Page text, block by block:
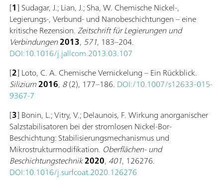
[1] Sudagar, J.; Lian, J.; Sha, W. Chemische Nickel-,
Legierungs-, Verbund- und Nanobeschichtungen – eine
kritische Rezension.Zeitschrift für Legierungen und
Verbindungen2013, 571, 183–204.
DOI:10.1016/j.jallcom.2013.03.107
[2] Loto, C. A. Chemische Vernickelung – Ein Rückblick.
Silizium2016, 8(2), 177–186. DOI:/10.1007/s12633-015-
9367-7
[3] Bonin, L.; Vitry, V.; Delaunois, F. Wirkung anorganischer
Salzstabilisatoren bei der stromlosen Nickel-Bor-
Beschichtung: Stabilisierungsmechanismus und
Mikrostrukturmodifikation. Oberflächen- und
Beschichtungstechnik2020, 401, 126276.
DOI:10.1016/j.surfcoat.2020.126276